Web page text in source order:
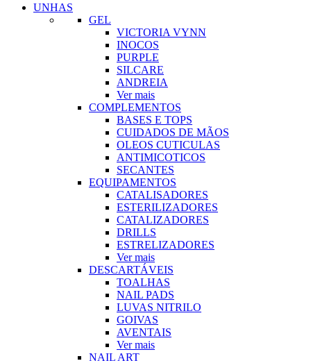
UNHAS
GEL
VICTORIA VYNN
INOCOS
PURPLE
SILCARE
ANDREIA
Ver mais
COMPLEMENTOS
BASES E TOPS
CUIDADOS DE MÃOS
OLEOS CUTICULAS
ANTIMICOTICOS
SECANTES
EQUIPAMENTOS
CATALISADORES
ESTERILIZADORES
CATALIZADORES
DRILLS
ESTRELIZADORES
Ver mais
DESCARTÁVEIS
TOALHAS
NAIL PADS
LUVAS NITRILO
GOIVAS
AVENTAIS
Ver mais
NAIL ART